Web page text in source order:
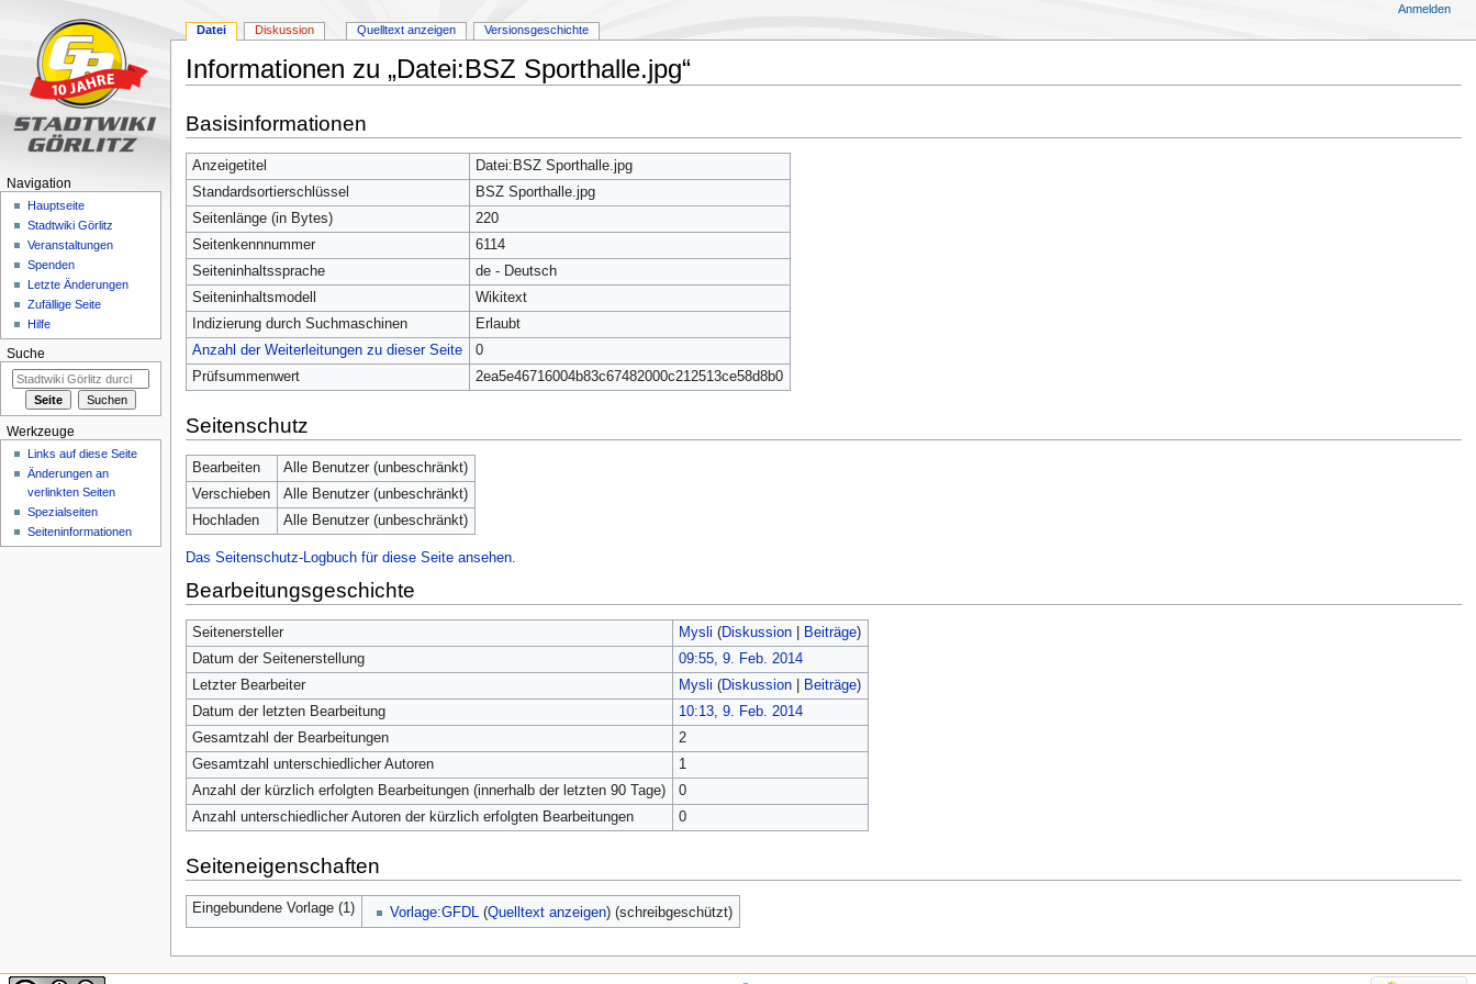
Informationen zu „Datei:BSZ Sporthalle.jpg“
Navigation
springen
Suche
springen
Basisinformationen
Anzeigetitel
Datei:BSZ Sporthalle.jpg
Standardsortierschlüssel
BSZ Sporthalle.jpg
Seitenlänge (in Bytes)
220
Seitenkennnummer
6114
Seiteninhaltssprache
de - Deutsch
Seiteninhaltsmodell
Wikitext
Indizierung durch Suchmaschinen
Erlaubt
Anzahl der Weiterleitungen zu dieser Seite
0
Prüfsummenwert
2ea5e46716004b83c67482000c212513ce58d8b0
Seitenschutz
Bearbeiten
Alle Benutzer (unbeschränkt)
Verschieben
Alle Benutzer (unbeschränkt)
Hochladen
Alle Benutzer (unbeschränkt)
Das Seitenschutz-Logbuch für diese Seite ansehen.
Bearbeitungsgeschichte
Seitenersteller Mysli (Diskussion| Beiträge)
Datum der Seitenerstellung
09:55, 9. Feb. 2014
Letzter Bearbeiter
Mysli (Diskussion| Beiträge)
Datum der letzten Bearbeitung
10:13, 9. Feb. 2014
Gesamtzahl der Bearbeitungen
2
Gesamtzahl unterschiedlicher Autoren
1
Anzahl der kürzlich erfolgten Bearbeitungen (innerhalb der letzten 90 Tage)
0
Anzahl unterschiedlicher Autoren der kürzlich erfolgten Bearbeitungen
0
Seiteneigenschaften
Eingebundene Vorlage (1) Vorlage:GFDL (Quelltext anzeigen) (schreibgeschützt)
Datei Diskussion Quelltext anzeigen Versionsgeschichte
Anmelden
Navigation
Hauptseite
Stadtwiki Görlitz
Veranstaltungen
Spenden
Letzte Änderungen
Zufällige Seite
Hilfe
Suche
Werkzeuge
Links auf diese Seite
Änderungen an
verlinkten Seiten
Spezialseiten
Seiten­informationen